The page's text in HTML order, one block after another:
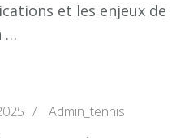
et les enjeux de
…
/ Admin_tennis